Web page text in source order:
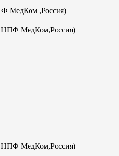
МедКом ,Россия)
НПФ МедКом,Россия)
НПФ МедКом,Россия)